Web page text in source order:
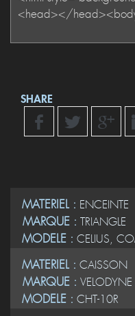
SHARE
MATERIEL : ENCEINTE
MARQUE : TRIANGLE
MODELE : CELIUS,
MATERIEL : CAISSON
MARQUE : VELODYNE
MODELE : CHT-10R